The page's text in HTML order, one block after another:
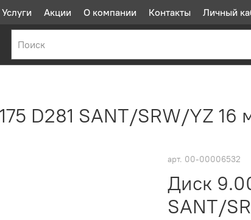
Услуги Акции О компании Контакты Личный
D281 SANT/SRW/YZ 16
арт. 00-00006532
Диск
SANT/